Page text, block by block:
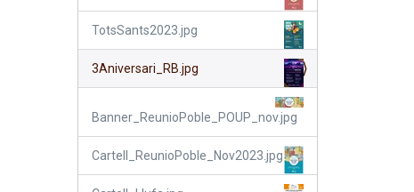
TotsSants2023.jpg
3Aniversari_RB.jpg
Banner_ReunioPoble_POUP_nov.jpg
Cartell_ReunioPoble_Nov2023.jpg